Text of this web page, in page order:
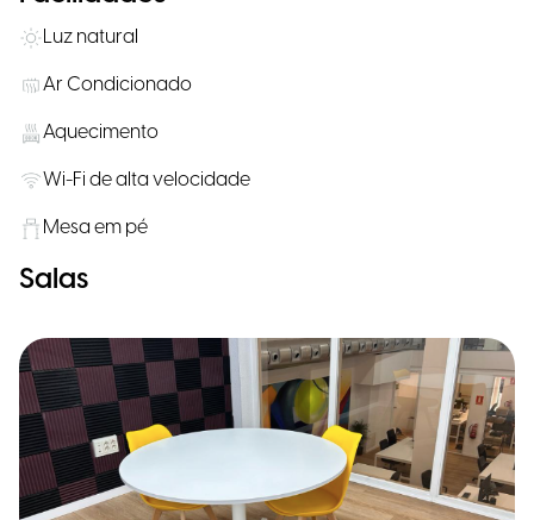
Luz natural
Ar Condicionado
Aquecimento
Wi-Fi de alta velocidade
Mesa em pé
Salas